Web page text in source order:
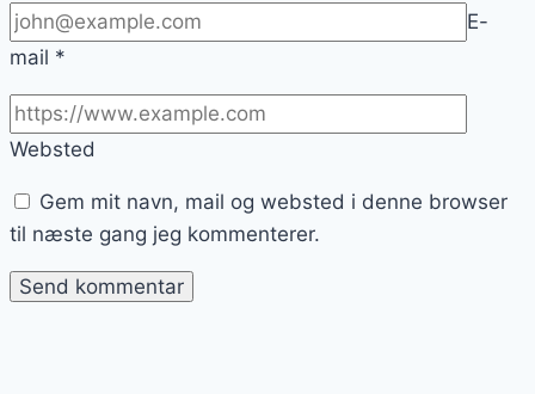
E-
mail *
Websted
Gem mit navn, mail og websted i denne browser
til næste gang jeg kommenterer.